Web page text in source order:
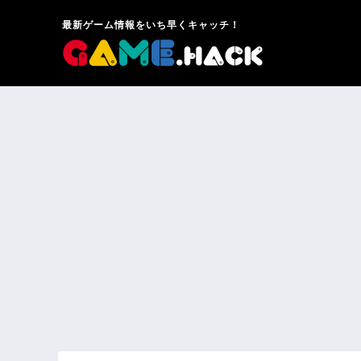
最新ゲーム情報をいち早くキャッチ！